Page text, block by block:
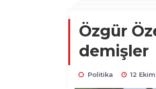
Özgür
demişler
Politika 12